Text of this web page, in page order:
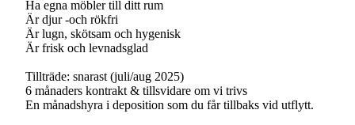
Ha egna möbler till ditt rum
Är djur -och rökfri
Är lugn, skötsam och hygenisk
Är frisk och levnadsglad
Tillträde: snarast (juli/aug 2025)
6 månaders kontrakt & tillsvidare om vi trivs
En månadshyra i deposition som du får tillbaks vid utflytt.